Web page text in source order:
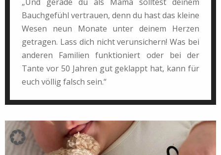
Bauchgefühl vertrauen, denn du hast das kleine
Wesen neun Monate unter deinem Herzen
getragen. Lass dich nicht verunsichern! Was bei
anderen Familien funktioniert oder bei der
Tante vor 50 Jahren gut geklappt hat, kann für
euch völlig falsch sein.“